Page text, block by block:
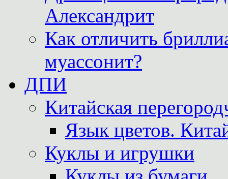
Александрит
Как отличить
муассонит?
ДПИ
Китайская
Язык цветов.
Куклы и игрушки